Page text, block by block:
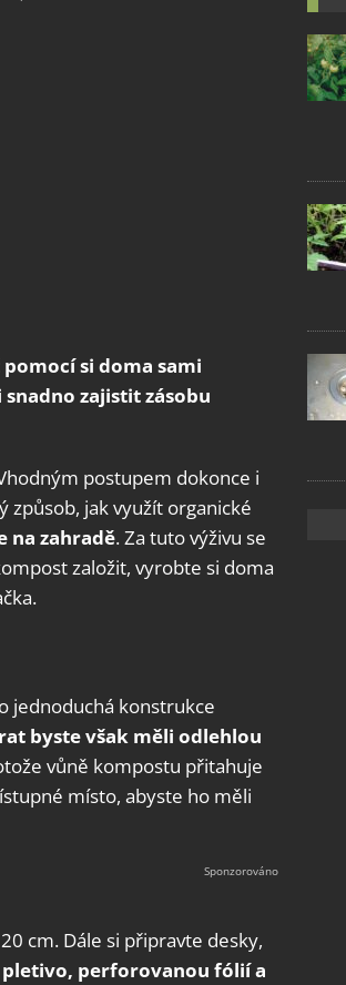
si doma sami
zajistit zásobu
postupem dokonce i
způsob, jak využít organické
na zahradě. Za tuto výživu se
založit, vyrobte si doma
jednoduchá konstrukce
byste však měli odlehlou
vůně kompostu přitahuje
místo, abyste ho měli
cm. Dále si připravte desky,
perforovanou fólií a